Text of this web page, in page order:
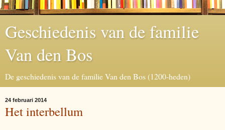
Geschiedenis van de familie
Van den Bos
De geschiedenis van de familie Van den Bos (1200-heden)
24 februari 2014
Het interbellum